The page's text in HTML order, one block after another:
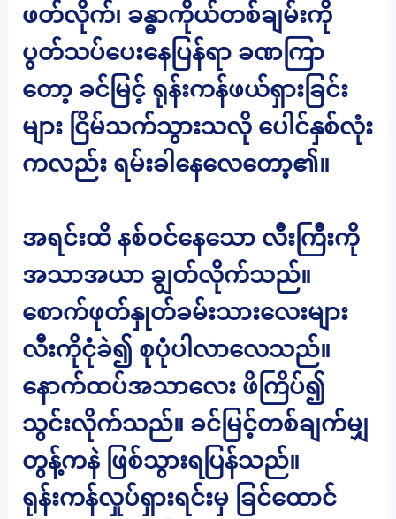
ဖတ်လိုက်၊ ခန္ဓာကိုယ်တစ်ချမ်းကို
ပွတ်သပ်ပေးနေပြန်ရာ ခဏကြာ
တော့ ခင်မြင့် ရုန်းကန်ဖယ်ရှားခြင်း
များ ငြိမ်သက်သွားသလို ပေါင်နှစ်လုံး
ကလည်း ရမ်းခါနေလေတော့၏။
အရင်းထိ နစ်ဝင်နေသော လီးကြီးကို
အသာအယာ ချွတ်လိုက်သည်။
စောက်ဖုတ်နှုတ်ခမ်းသားလေးများ
လီးကိုငုံခဲ၍ စုပုံပါလာလေသည်။
နောက်ထပ်အသာလေး ဖိကြိပ်၍
သွင်းလိုက်သည်။ ခင်မြင့်တစ်ချက်မျှ
တွန့်ကနဲ ဖြစ်သွားရပြန်သည်။
ရုန်းကန်လှုပ်ရှားရင်းမှ ခြင်ထောင်